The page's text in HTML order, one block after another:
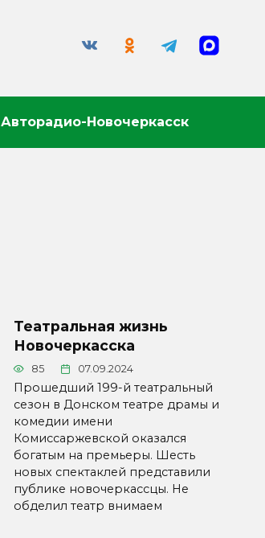
Авторадио-Новочеркасск
Театральная жизнь
Новочеркасска
85 07.09.2024
Прошедший 199-й театральный
сезон в Донском театре драмы и
комедии имени
Комиссаржевской оказался
богатым на премьеры. Шесть
новых спектаклей представили
публике новочеркассцы. Не
обделил театр внимаем